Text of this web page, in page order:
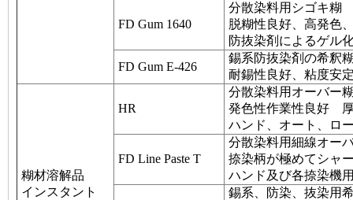
FD Gum 1640
分散染料用シゴキ
脱糊性良好、高発色
防抜染剤によるゲル
FD Gum E-426
錫系防抜染剤の希釈
耐錫性良好、粘度安
糊材溶解品
インスタント
HR
分散染料用オーバー
発色性作業性良好
ハンド、オート、ロ
FD Line Paste T
分散染料用細線オー
捺染柄が極めてシャ
ハンド及び各捺染機
錫系、防染、抜染用